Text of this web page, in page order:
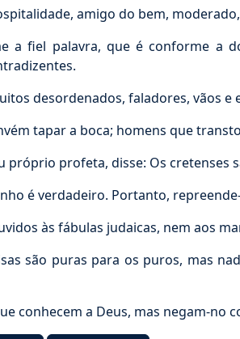
amigo do bem,
fiel palavra, que é conforme a
desordenados, faladores, vãos
tapar a boca; homens que
próprio profeta, disse: Os
é verdadeiro. Portanto,
às fábulas judaicas, nem aos
são puras para os puros, mas
conhecem a Deus, mas negam-no